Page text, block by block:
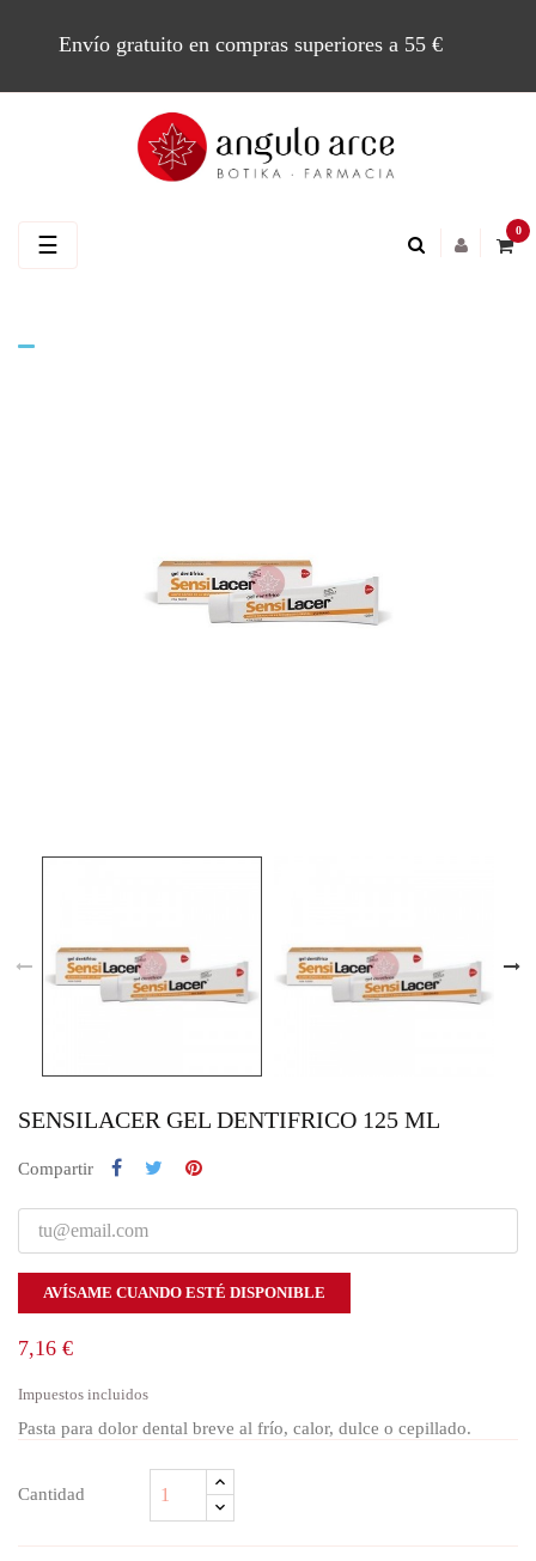
Envío gratuito en compras superiores a 55 €
0
Navegación
☰
SENSILACER GEL DENTIFRICO 125 ML
Compartir
AVÍSAME CUANDO ESTÉ DISPONIBLE
7,16 €
Impuestos incluidos
Pasta para dolor dental breve al frío, calor, dulce o cepillado.
Cantidad